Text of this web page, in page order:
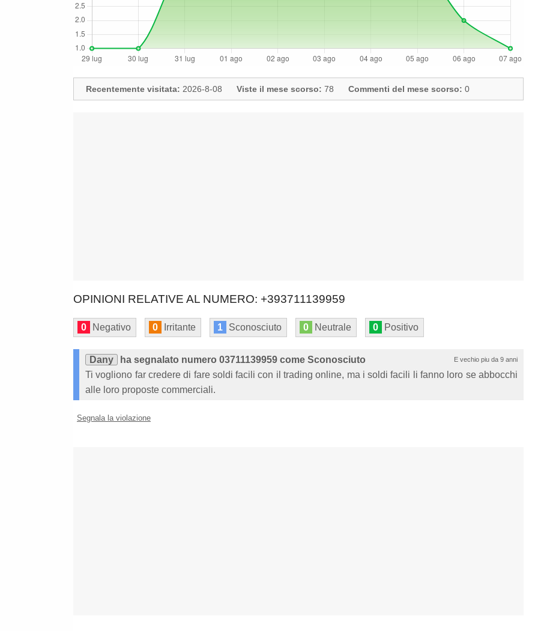
Recentemente visitata: 2026-8-08 Viste il mese scorso: 78 Commenti del mese scorso: 0
OPINIONI RELATIVE AL NUMERO: +393711139959
0 Negativo 0 Irritante 1 Sconosciuto 0 Neutrale 0 Positivo
E vechio piu da 9 anni
Dany
ha segnalato numero 03711139959 come Sconosciuto
Ti vogliono far credere di fare soldi facili con il trading online, ma i soldi facili li fanno loro se abbocchi
alle loro proposte commerciali.
Segnala la violazione